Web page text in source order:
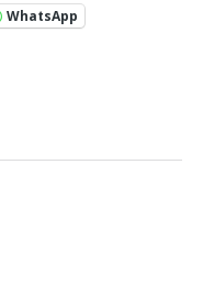
WhatsApp